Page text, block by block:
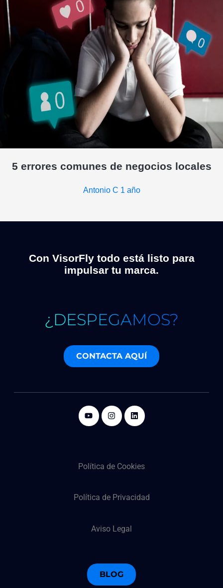
5 errores comunes de negocios locales
Antonio C 1 año
Con VisorFly todo está listo para
impulsar tu marca.
¿DESPEGAMOS?
CONTACTA AQUÍ
Política de Cookies
Política de Privacidad
Aviso Legal
BLOG